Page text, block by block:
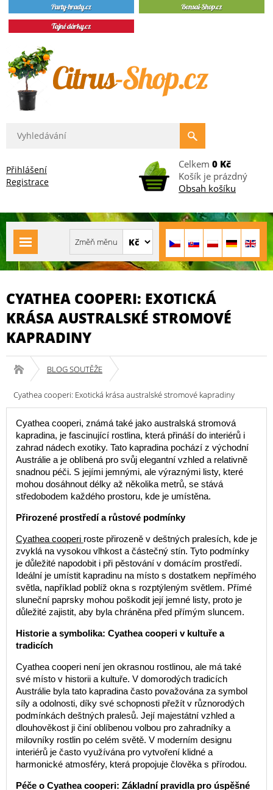
Přihlášení
Registrace
Celkem 0 Kč
Košík je prázdný
Obsah košíku
CYATHEA COOPERI: EXOTICKÁ
KRÁSA AUSTRALSKÉ STROMOVÉ
KAPRADINY
BLOG SOUTĚŽE
Cyathea cooperi: Exotická krása australské stromové kapradiny
Cyathea cooperi, známá také jako australská stromová
kapradina, je fascinující rostlina, která přináší do interiérů i
zahrad nádech exotiky. Tato kapradina pochází z východní
Austrálie a je oblíbená pro svůj elegantní vzhled a relativně
snadnou péči. S jejími jemnými, ale výraznými listy, které
mohou dosáhnout délky až několika metrů, se stává
středobodem každého prostoru, kde je umístěna.
Přirozené prostředí a růstové podmínky
Cyathea cooperi roste přirozeně v deštných pralesích, kde je
zvyklá na vysokou vlhkost a částečný stín. Tyto podmínky
je důležité napodobit i při pěstování v domácím prostředí.
Ideální je umístit kapradinu na místo s dostatkem nepřímého
světla, například poblíž okna s rozptýleným světlem. Přímé
sluneční paprsky mohou poškodit její jemné listy, proto je
důležité zajistit, aby byla chráněna před přímým sluncem.
Historie a symbolika: Cyathea cooperi v kultuře a
tradicích
Cyathea cooperi není jen okrasnou rostlinou, ale má také
své místo v historii a kultuře. V domorodých tradicích
Austrálie byla tato kapradina často považována za symbol
síly a odolnosti, díky své schopnosti přežít v různorodých
podmínkách deštných pralesů. Její majestátní vzhled a
dlouhověkost ji činí oblíbenou volbou pro zahradníky a
milovníky rostlin po celém světě. V moderním designu
interiérů je často využívána pro vytvoření klidné a
harmonické atmosféry, která propojuje člověka s přírodou.
Péče o Cyathea cooperi: Základní pravidla pro úspěšné